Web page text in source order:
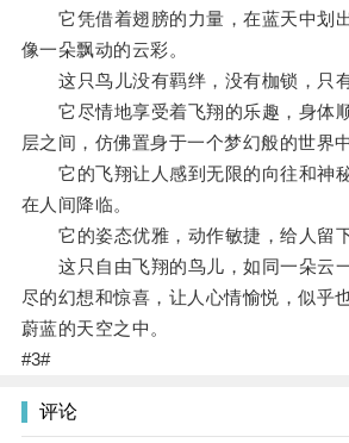
它凭借着翅膀的力量，在蓝天中划出
像一朵飘动的云彩。
这只鸟儿没有羁绊，没有枷锁，只有
它尽情地享受着飞翔的乐趣，身体
层之间，仿佛置身于一个梦幻般的世界中
它的飞翔让人感到无限的向往和神
在人间降临。
它的姿态优雅，动作敏捷，给人留下
这只自由飞翔的鸟儿，如同一朵云
尽的幻想和惊喜，让人心情愉悦，似乎
蔚蓝的天空之中。
#3#
评论